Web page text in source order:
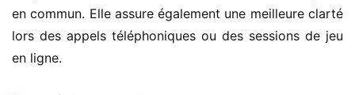
en commun. Elle assure également une meilleure clarté
lors des appels téléphoniques ou des sessions de jeu
en ligne.